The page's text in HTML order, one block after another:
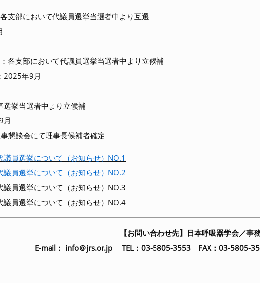
支部において代議員選挙当選者中より互選
各支部において代議員選挙当選者中より立候補
2025年9月
選挙当選者中より立候補
月
懇談会にて理事長候補者確定
議員選挙について（お知らせ）NO.1
議員選挙について（お知らせ）NO.2
議員選挙について（お知らせ）NO.3
議員選挙について（お知らせ）NO.4
【お問い合わせ先】日本呼吸器学会／事
E-mail： info＠jrs.or.jp TEL：03-5805-3553 FAX：03-5805-